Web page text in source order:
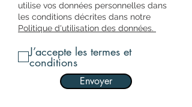
utilise vos données personnelles dans
les conditions décrites dans notre
Politique d'utilisation des données.
J’accepte les termes et
conditions
Envoyer